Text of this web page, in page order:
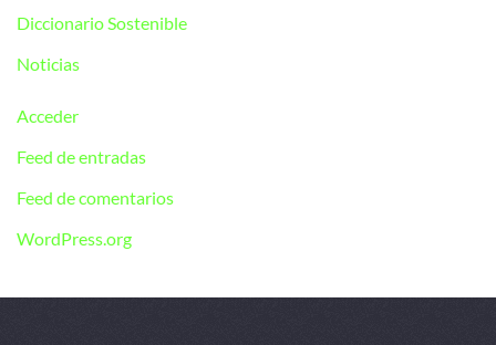
Diccionario Sostenible
Noticias
Acceder
Feed de entradas
Feed de comentarios
WordPress.org